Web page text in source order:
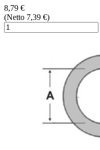
8,79 €
(Netto 7,39 €)